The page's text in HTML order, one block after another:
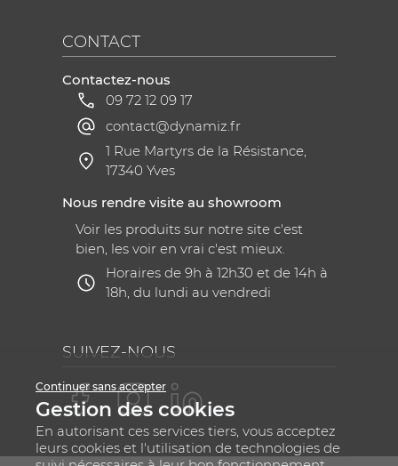
CONTACT
Contactez-nous
09 72 12 09 17
contact@dynamiz.fr
1 Rue Martyrs de la Résistance,
17340 Yves
Nous rendre visite au showroom
Voir les produits sur notre site c'est
bien, les voir en vrai c'est mieux.
Horaires de 9h à 12h30 et de 14h à
18h, du lundi au vendredi
SUIVEZ-NOUS
Continuer sans accepter
Gestion des cookies
En autorisant ces services tiers, vous acceptez
leurs cookies et l'utilisation de technologies de